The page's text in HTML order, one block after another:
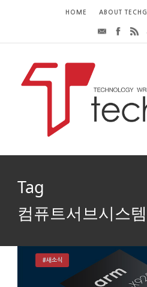
HOME ABOUT TECHG
Tag
컴퓨트서브시스템
#새소식